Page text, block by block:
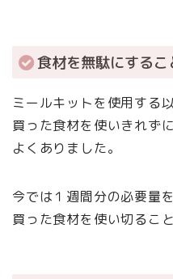
食材を無駄にする
ミールキットを使用する以
買った食材を使いきれず
よくありました。
今では１週間分の必要量
買った食材を使い切るこ